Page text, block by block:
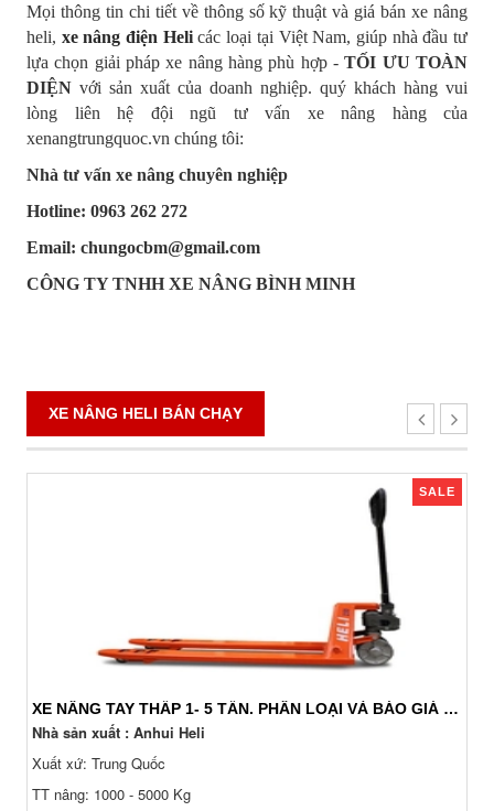
Mọi thông tin chi tiết về thông số kỹ thuật và giá bán xe nâng
heli, xe nâng điện Helicác loại tại Việt Nam, giúp nhà đầu tư
lựa chọn giải pháp xe nâng hàng phù hợp -TỐI ƯU TOÀN
DIỆN với sản xuất của doanh nghiệp. quý khách hàng vui
lòng liên hệ đội ngũ tư vấn xe nâng hàng của
xenangtrungquoc.vn chúng tôi:
Nhà tư vấn xe nâng chuyên nghiệp
Hotline: 0963 262 272
Email: chungocbm@gmail.com
CÔNG TY TNHH XE NÂNG BÌNH MINH
XE NÂNG HELI BÁN CHẠY
SALE
XE NÂNG TAY THẤP 1- 5 TẤN. PHÂN LOẠI VÀ BÁO GIÁ 24/7
Nhà sản xuất : Anhui Heli
Xuất xứ: Trung Quốc
TT nâng: 1000 - 5000 Kg